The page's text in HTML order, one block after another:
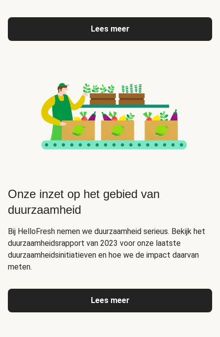
Lees meer
Onze inzet op het gebied van
duurzaamheid
Bij HelloFresh nemen we duurzaamheid serieus. Bekijk het
duurzaamheidsrapport van 2023 voor onze laatste
duurzaamheidsinitiatieven en hoe we de impact daarvan
meten.
Lees meer